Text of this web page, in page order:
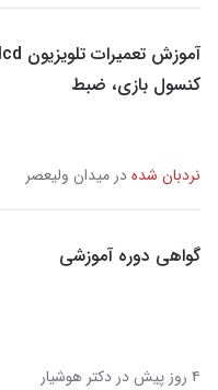
کنسول بازی، ضبط
نردبان شدهدر میدان ولیعصر
گواهی دوره آموزشی
۴ روز پیش در دکتر هوشیار